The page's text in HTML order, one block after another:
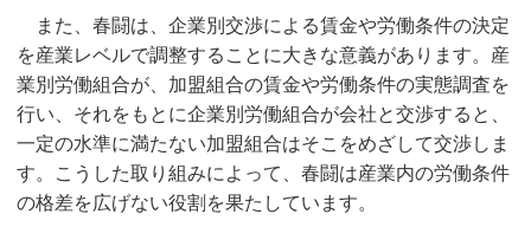
また、春闘は、企業別交渉による賃金や労働条件の決定
を産業レベルで調整することに大きな意義があります。産
業別労働組合が、加盟組合の賃金や労働条件の実態調査を
行い、それをもとに企業別労働組合が会社と交渉すると、
一定の水準に満たない加盟組合はそこをめざして交渉しま
す。こうした取り組みによって、春闘は産業内の労働条件
の格差を広げない役割を果たしています。